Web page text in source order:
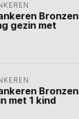
Bronzen
gezin met
Bronzen
met 1 kind